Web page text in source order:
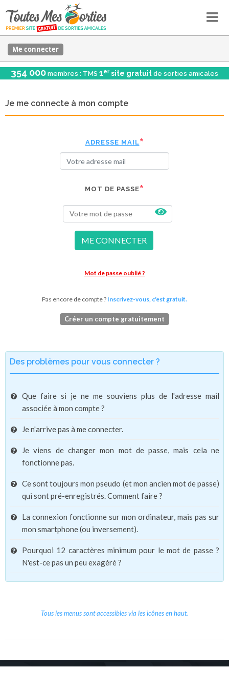
Me connecter
354 000 membres : TMS 1er site gratuit de sorties amicales
Je me connecte à mon compte
ADRESSE MAIL
MOT DE PASSE
ME CONNECTER
Mot de passe oublié ?
Pas encore de compte ? Inscrivez-vous, c'est gratuit.
Créer un compte gratuitement
Des problèmes pour vous connecter ?
Que faire si je ne me souviens plus de l'adresse mail
associée à mon compte ?
Je n'arrive pas à me connecter.
Je viens de changer mon mot de passe, mais cela ne
fonctionne pas.
Ce sont toujours mon pseudo (et mon ancien mot de passe)
qui sont pré-enregistrés. Comment faire ?
La connexion fonctionne sur mon ordinateur, mais pas sur
mon smartphone (ou inversement).
Pourquoi 12 caractères minimum pour le mot de passe ?
N'est-ce pas un peu exagéré ?
Tous les menus sont accessibles via les icônes en haut.